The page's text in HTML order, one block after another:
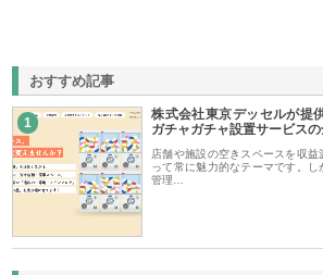
おすすめ記事
1
株式会社東京デッセルが提
ガチャガチャ設置サービス
店舗や施設の空きスペースを収
って常に魅力的なテーマです。
管理…